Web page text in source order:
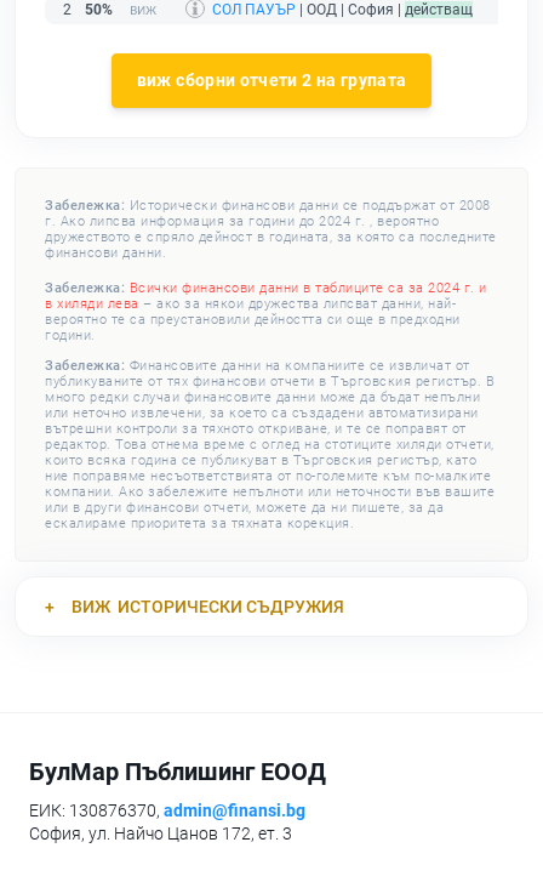
2
50% СОЛ ПАУЪР | ООД | София | действащ
виж сборни отчети 2 на групата
Забележка: Исторически финансови данни се поддържат от 2008
г. Ако липсва информация за години до 2024 г. , вероятно
дружеството е спряло дейност в годината, за която са последните
финансови данни.
Забележка: Всички финансови данни в таблиците са за 2024 г. и
в хиляди лева – ако за някои дружества липсват данни, най-
вероятно те са преустановили дейността си още в предходни
години.
Забележка: Финансовите данни на компаниите се извличат от
публикуваните от тях финансови отчети в Търговския регистър. В
много редки случаи финансовите данни може да бъдат непълни
или неточно извлечени, за което са създадени автоматизирани
вътрешни контроли за тяхното откриване, и те се поправят от
редактор. Това отнема време с оглед на стотиците хиляди отчети,
които всяка година се публикуват в Търговския регистър, като
ние поправяме несъответствията от по-големите към по-малките
компании. Ако забележите непълноти или неточности във вашите
или в други финансови отчети, можете да ни пишете, за да
ескалираме приоритета за тяхната корекция.
ВИЖ ИСТОРИЧЕСКИ СЪДРУЖИЯ
БулМар Пъблишинг ЕООД
ЕИК: 130876370, admin@finansi.bg
София, ул. Найчо Цанов 172, ет. 3